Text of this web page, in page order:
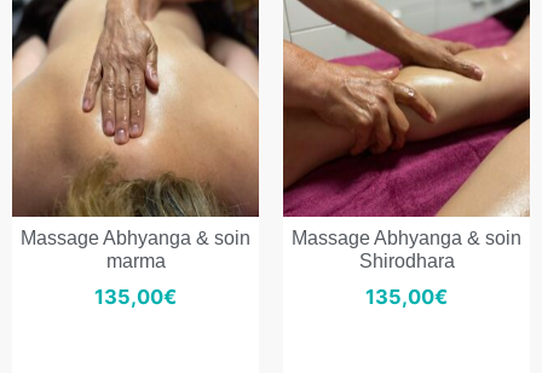
Massage Abhyanga & soin
marma
135,00€
Massage Abhyanga & soin
Shirodhara
135,00€